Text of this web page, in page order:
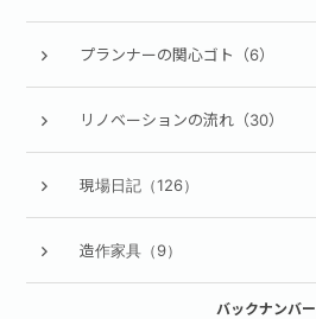
プランナーの関心ゴト（6）
リノベーションの流れ（30）
現場日記（126）
造作家具（9）
バックナンバー